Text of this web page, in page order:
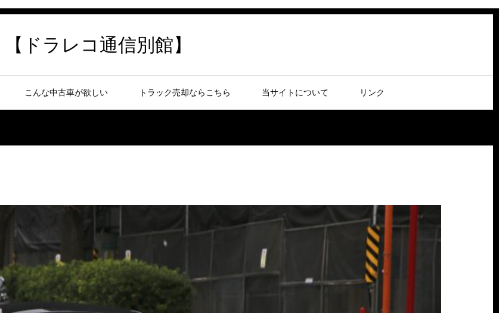
【ドラレコ通信別館】
こんな中古車が欲しい トラック売却ならこちら 当サイトについて リンク